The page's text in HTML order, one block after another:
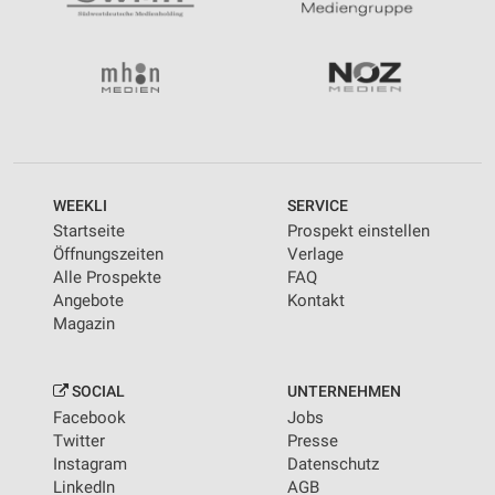
WEEKLI
Startseite
Öffnungszeiten
Alle Prospekte
Angebote
Magazin
SERVICE
Prospekt einstellen
Verlage
FAQ
Kontakt
SOCIAL
Facebook
Twitter
Instagram
LinkedIn
UNTERNEHMEN
Jobs
Presse
Datenschutz
AGB
Funktional